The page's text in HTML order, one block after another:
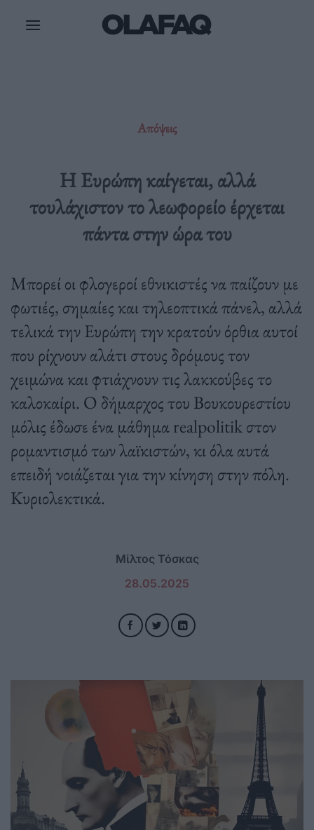
Απόψεις
Η Ευρώπη καίγεται, αλλά
τουλάχιστον το λεωφορείο έρχεται
πάντα στην ώρα του
Μπορεί οι φλογεροί εθνικιστές να παίζουν με
φωτιές, σημαίες και τηλεοπτικά πάνελ, αλλά
τελικά την Ευρώπη την κρατούν όρθια αυτοί
που ρίχνουν αλάτι στους δρόμους τον
χειμώνα και φτιάχνουν τις λακκούβες το
καλοκαίρι. Ο δήμαρχος του Βουκουρεστίου
μόλις έδωσε ένα μάθημα realpolitik στον
ρομαντισμό των λαϊκιστών, κι όλα αυτά
επειδή νοιάζεται για την κίνηση στην πόλη.
Κυριολεκτικά.
Μίλτος Τόσκας
28.05.2025